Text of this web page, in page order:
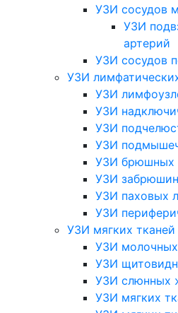
УЗИ сосудов
УЗИ
артерий
УЗИ сосудов
УЗИ
УЗИ
УЗИ
УЗИ
УЗИ
УЗИ брюшных
УЗИ
УЗИ паховых
УЗИ
УЗИ мягких тканей
УЗИ
УЗИ
УЗИ слюнных
УЗИ мягких